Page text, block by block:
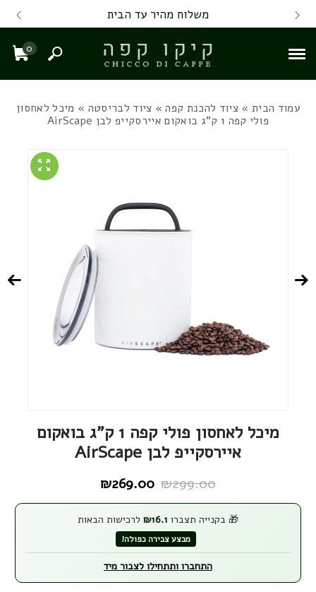
Skip to Content
Contact Us משלוח מהיר עד הבית
0
חיפוש
עמוד הבית » ציוד להכנת קפה» ציוד לבריסטה » מיכל לאחסון
פולי קפה 1 ק"ג בואקום איירסקייפ לבן AirScape
מיכל לאחסון פולי קפה 1 ק"ג בואקום
איירסקייפ לבן AirScape
₪299.00
המחיר
המקורי
היה:
₪299.00.
₪269.00
המחיר
הנוכחי
הוא:
₪269.00.
🎁 בקנייה תצברו ₪16.1 לרכישות הבאות
מבצע צבירה כפולה!
התחברו ותתחילו לצבור מיד
Back top top